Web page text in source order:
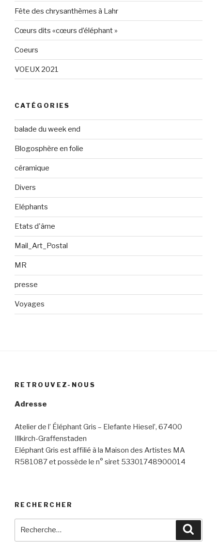
Fête des chrysanthèmes à Lahr
Cœurs dits «cœurs d’éléphant »
Coeurs
VOEUX 2021
CATÉGORIES
balade du week end
Blogosphère en folie
céramique
Divers
Eléphants
Etats d'âme
Mail_Art_Postal
MR
presse
Voyages
RETROUVEZ-NOUS
Adresse
Atelier de l’ Éléphant Gris – Elefante Hiesel’, 67400
Illkirch-Graffenstaden
Eléphant Gris est affilié à la Maison des Artistes MA
R581087 et possède le n° siret 53301748900014
RECHERCHER